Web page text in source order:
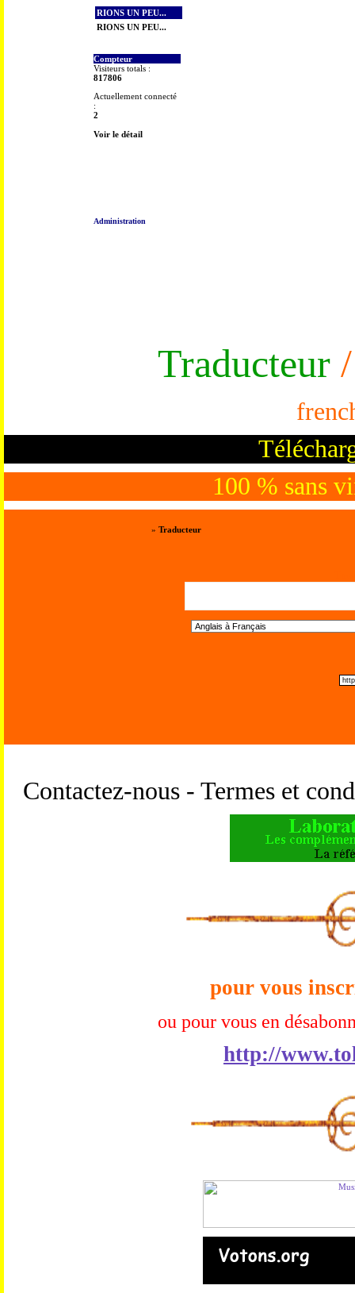
RIONS UN PEU...
RIONS UN PEU...
Compteur
Visiteurs totals :
817806
Actuellement connecté
:
2
Voir le détail
Administration
Traducteur
100 % sans
» Traducteur
Contactez-nous - Termes et
pour vous
ou pour vous en
http://